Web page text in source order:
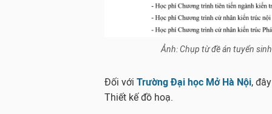
Ảnh: Chụp từ đề án tuyển
Đối với Trường Đại học Mở Hà Nội,
Thiết kế đồ hoạ.